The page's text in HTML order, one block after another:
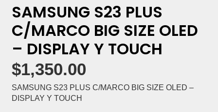
SAMSUNG S23 PLUS
C/MARCO BIG SIZE OLED
– DISPLAY Y TOUCH
$1,350.00
SAMSUNG S23 PLUS C/MARCO BIG SIZE OLED –
DISPLAY Y TOUCH